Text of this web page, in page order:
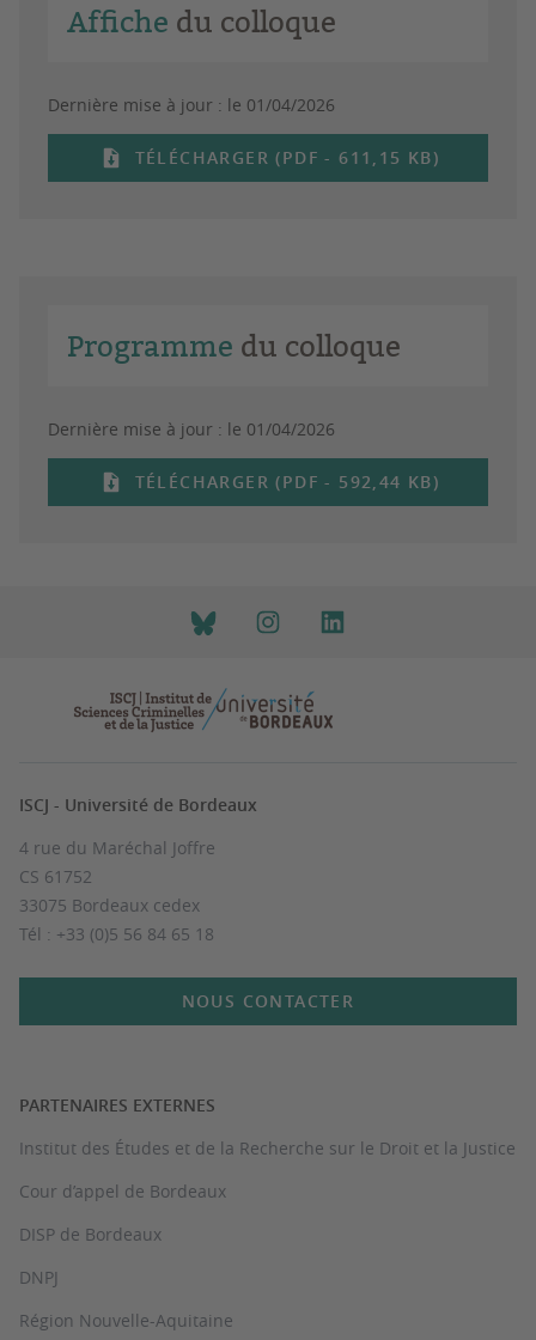
Affiche du colloque
Dernière mise à jour : le 01/04/2026
TÉLÉCHARGER (PDF - 611,15 KB)
Programme du colloque
Dernière mise à jour : le 01/04/2026
TÉLÉCHARGER (PDF - 592,44 KB)
ISCJ - Université de Bordeaux
4 rue du Maréchal Joffre
CS 61752
33075 Bordeaux cedex
Tél : +33 (0)5 56 84 65 18
NOUS CONTACTER
PARTENAIRES EXTERNES
Institut des Études et de la Recherche sur le Droit et la Justice
Cour d’appel de Bordeaux
DISP de Bordeaux
DNPJ
Région Nouvelle-Aquitaine